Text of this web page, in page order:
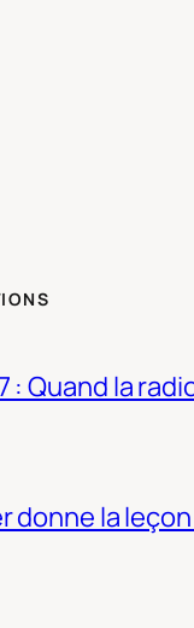
: Quand la
donne la